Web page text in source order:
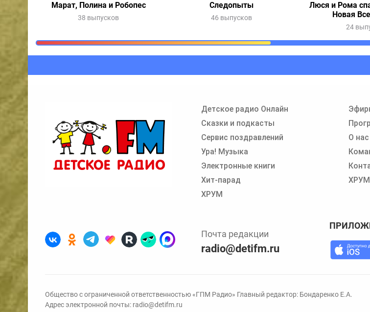
Очередь прослушивания
Добавьте в очередь прослушивания другие записи программ или сказок
Марат, Полина и Робопес
38 выпусков
Следопыты
46 выпусков
Люся и Рома
Новая
24
Детское радио Онлайн
Сказки и подкасты
Сервис поздравлений
Ура! Музыка
Электронные книги
Хит-парад
ХРУМ
О нас
ХРУМ
Почта редакции
radio@detifm.ru
Общество с ограниченной ответственностью «ГПМ Радио» Главный редактор: Бондаренко Е.А.
Адрес электронной почты: radio@detifm.ru